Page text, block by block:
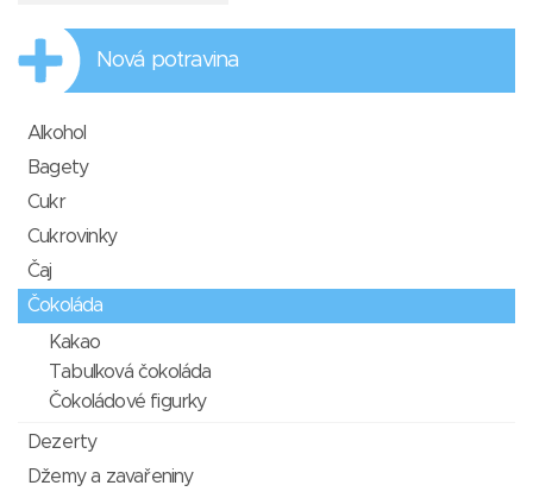
Nová potravina
Alkohol
Bagety
Cukr
Cukrovinky
Čaj
Čokoláda
Kakao
Tabulková čokoláda
Čokoládové figurky
Dezerty
Džemy a zavařeniny